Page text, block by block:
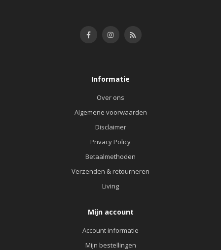
Informatie
Over ons
Algemene voorwaarden
Disclaimer
Privacy Policy
Betaalmethoden
Verzenden & retourneren
Living
Mijn account
Account informatie
Mijn bestellingen